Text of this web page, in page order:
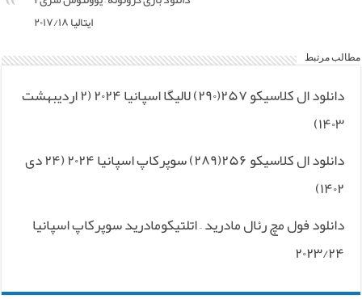
ایتالیا ۲۰۱۷/۱۸
مطالب مرتبط
دانلود ال کلاسیکو ۲۵۷(۲۹۰) لالیگا اسپانیا ۲۰۲۴ (۲ اردیبهشت
۱۴۰۳)
دانلود ال کلاسیکو ۲۵۶(۲۸۹) سوپرکاپ اسپانیا ۲۰۲۴ (۲۴ دی
۱۴۰۲)
دانلود فول مچ رئال مادرید – اتلتیکومادرید سوپرکاپ اسپانیا
۲۰۲۳/۲۴